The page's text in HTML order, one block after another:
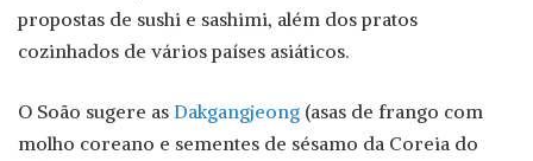
propostas de sushi e sashimi, além dos pratos
cozinhados de vários países asiáticos.
O Soão sugere as Dakgangjeong (asas de frango com
molho coreano e sementes de sésamo da Coreia do